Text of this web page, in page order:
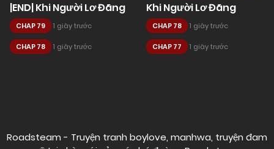
|END| Khi Người Lơ Đãng
CHAP 79 1 giây trước
CHAP 78 1 giây trước
Khi Người Lơ Đãng
CHAP 78 1 giây trước
CHAP 77 1 giây trước
Roadsteam - Truyện tranh boylove, manhwa, truyện đam